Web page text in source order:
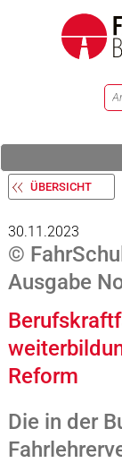
ÜBERSICHT
30.11.2023
©
Ausgabe
Reform
Die in der